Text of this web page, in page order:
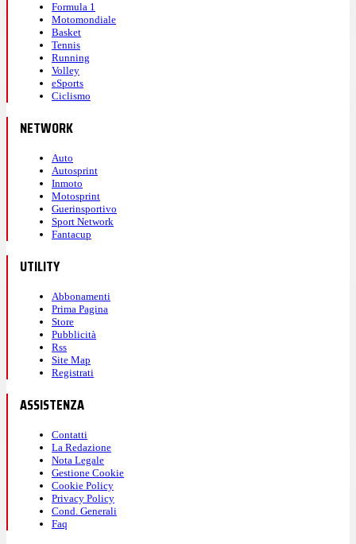
Formula 1
Motomondiale
Basket
Tennis
Running
Volley
eSports
Ciclismo
NETWORK
Auto
Autosprint
Inmoto
Motosprint
Guerinsportivo
Sport Network
Fantacup
UTILITY
Abbonamenti
Prima Pagina
Store
Pubblicità
Rss
Site Map
Registrati
ASSISTENZA
Contatti
La Redazione
Nota Legale
Gestione Cookie
Cookie Policy
Privacy Policy
Cond. Generali
Faq